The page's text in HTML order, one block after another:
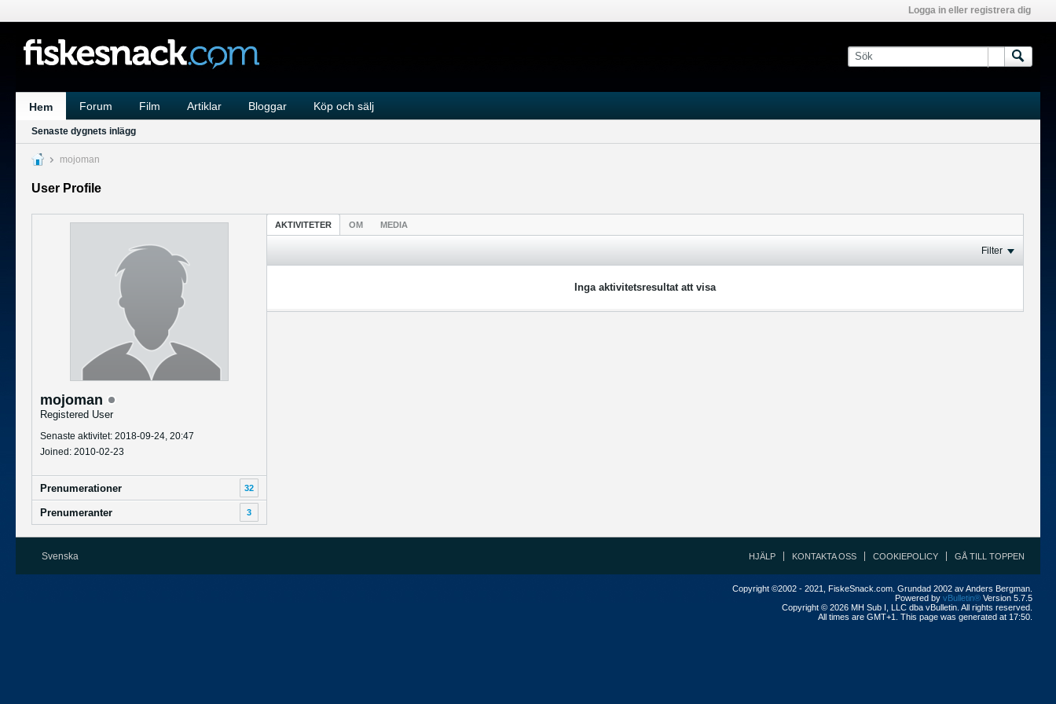
Logga in eller registrera dig
Hem Forum Film Artiklar Bloggar Köp och sälj
Senaste dygnets inlägg
mojoman
User Profile
mojoman
Registered User
Senaste aktivitet: 2018-09-24, 20:47
Joined: 2010-02-23
Prenumerationer 32
Prenumeranter 3
AKTIVITETER OM MEDIA
Filter
Inga aktivitetsresultat att visa
Svenska HJÄLP KONTAKTA OSS COOKIEPOLICY GÅ TILL TOPPEN
Copyright ©2002 - 2021, FiskeSnack.com. Grundad 2002 av Anders Bergman.
Powered by vBulletin® Version 5.7.5
Copyright © 2026 MH Sub I, LLC dba vBulletin. All rights reserved.
All times are GMT+1. This page was generated at 17:50.